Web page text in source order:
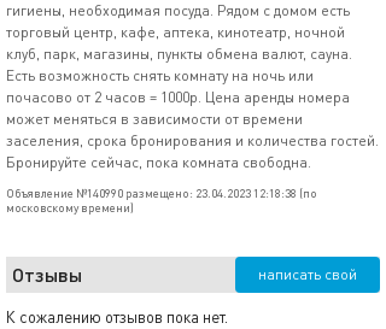
гигиены, необходимая посуда. Рядом с домом есть
торговый центр, кафе, аптека, кинотеатр, ночной
клуб, парк, магазины, пункты обмена валют, сауна.
Есть возможность снять комнату на ночь или
почасово от 2 часов = 1000р. Цена аренды номера
может меняться в зависимости от времени
заселения, срока бронирования и количества гостей.
Бронируйте сейчас, пока комната свободна.
Объявление №140990 размещено: 23.04.2023 12:18:38 (по
московскому времени)
Отзывы написать свой
К сожалению отзывов пока нет.